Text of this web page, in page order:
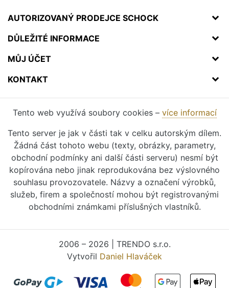
AUTORIZOVANÝ PRODEJCE SCHOCK
DŮLEŽITÉ INFORMACE
MŮJ ÚČET
KONTAKT
Tento web využívá soubory cookies – více informací
Tento server je jak v části tak v celku autorským dílem.
Žádná část tohoto webu (texty, obrázky, parametry,
obchodní podmínky ani další části serveru) nesmí být
kopírována nebo jinak reprodukována bez výslovného
souhlasu provozovatele. Názvy a označení výrobků,
služeb, firem a společností mohou být registrovanými
obchodními známkami příslušných vlastníků.
2006 – 2026 | TRENDO s.r.o.
Vytvořil Daniel Hlaváček